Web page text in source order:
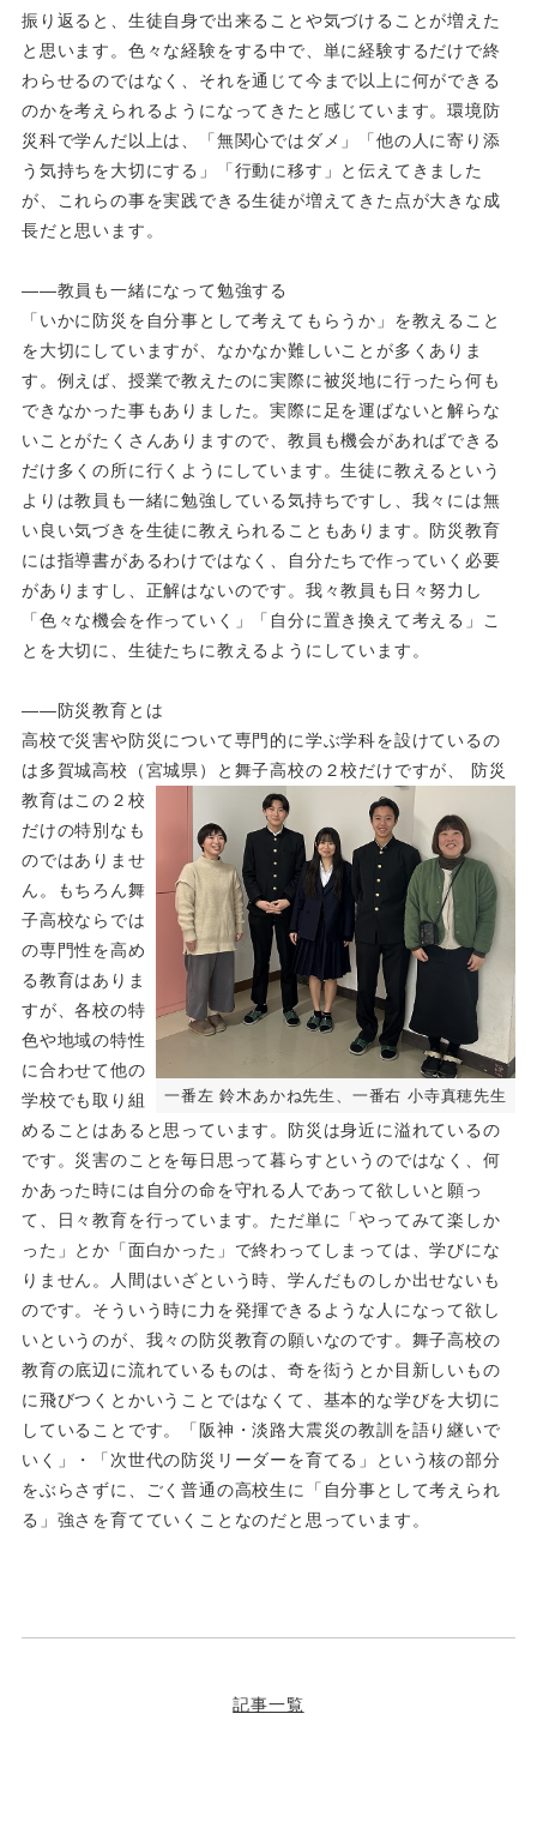
振り返ると、生徒自身で出来ることや気づけることが増えた
と思います。色々な経験をする中で、単に経験するだけで終
わらせるのではなく、それを通じて今まで以上に何ができる
のかを考えられるようになってきたと感じています。環境防
災科で学んだ以上は、「無関心ではダメ」「他の人に寄り添
う気持ちを大切にする」「行動に移す」と伝えてきました
が、これらの事を実践できる生徒が増えてきた点が大きな成
長だと思います。
――教員も一緒になって勉強する
「いかに防災を自分事として考えてもらうか」を教えること
を大切にしていますが、なかなか難しいことが多くありま
す。例えば、授業で教えたのに実際に被災地に行ったら何も
できなかった事もありました。実際に足を運ばないと解らな
いことがたくさんありますので、教員も機会があればできる
だけ多くの所に行くようにしています。生徒に教えるという
よりは教員も一緒に勉強している気持ちですし、我々には無
い良い気づきを生徒に教えられることもあります。防災教育
には指導書があるわけではなく、自分たちで作っていく必要
がありますし、正解はないのです。我々教員も日々努力し
「色々な機会を作っていく」「自分に置き換えて考える」こ
とを大切に、生徒たちに教えるようにしています。
――防災教育とは
高校で災害や防災について専門的に学ぶ学科を設けているの
は多賀城高校（宮城県）と舞子高校の２校だけですが、
一番左 鈴木あかね先生、一番右 小寺真穂先生
防災
教育はこの２校
だけの特別なも
のではありませ
ん。もちろん舞
子高校ならでは
の専門性を高め
る教育はありま
すが、各校の特
色や地域の特性
に合わせて他の
学校でも取り組
めることはあると思っています。防災は身近に溢れているの
です。災害のことを毎日思って暮らすというのではなく、何
かあった時には自分の命を守れる人であって欲しいと願っ
て、日々教育を行っています。ただ単に「やってみて楽しか
った」とか「面白かった」で終わってしまっては、学びにな
りません。人間はいざという時、学んだものしか出せないも
のです。そういう時に力を発揮できるような人になって欲し
いというのが、我々の防災教育の願いなのです。舞子高校の
教育の底辺に流れているものは、奇を衒うとか目新しいもの
に飛びつくとかいうことではなくて、基本的な学びを大切に
していることです。「阪神・淡路大震災の教訓を語り継いで
いく」・「次世代の防災リーダーを育てる」という核の部分
をぶらさずに、ごく普通の高校生に「自分事として考えられ
る」強さを育てていくことなのだと思っています。
記事一覧